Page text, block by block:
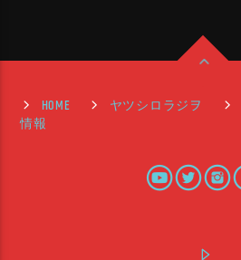
HOME ヤツシロラジヲ
情報